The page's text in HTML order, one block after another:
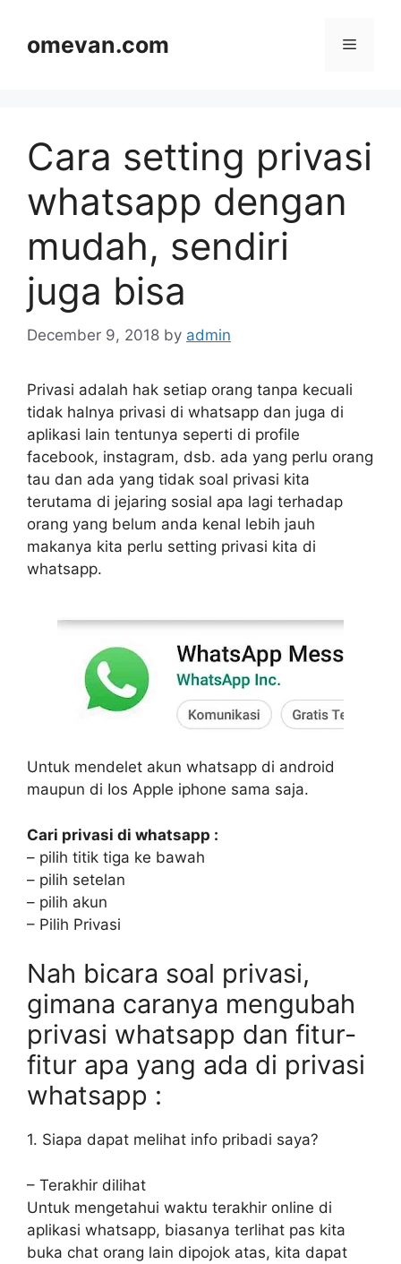
contentomevan.com Menu
Cara setting privasi
whatsapp dengan
mudah, sendiri
juga bisa
December 9, 2018 by admin
Privasi adalah hak setiap orang tanpa kecuali
tidak halnya privasi di whatsapp dan juga di
aplikasi lain tentunya seperti di profile
facebook, instagram, dsb. ada yang perlu orang
tau dan ada yang tidak soal privasi kita
terutama di jejaring sosial apa lagi terhadap
orang yang belum anda kenal lebih jauh
makanya kita perlu setting privasi kita di
whatsapp.
Untuk mendelet akun whatsapp di android
maupun di Ios Apple iphone sama saja.
Cari privasi di whatsapp :
– pilih titik tiga ke bawah
– pilih setelan
– pilih akun
– Pilih Privasi
Nah bicara soal privasi,
gimana caranya mengubah
privasi whatsapp dan fitur-
fitur apa yang ada di privasi
whatsapp :
1. Siapa dapat melihat info pribadi saya?
– Terakhir dilihat
Untuk mengetahui waktu terakhir online di
aplikasi whatsapp, biasanya terlihat pas kita
buka chat orang lain dipojok atas, kita dapat